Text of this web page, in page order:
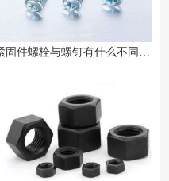
紧固件螺栓与螺钉有什么不同之处